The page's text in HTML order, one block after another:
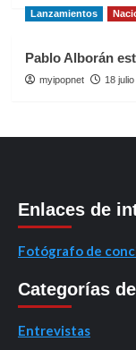
Lanzamientos
Pablo Alborán
myipopnet 18
Enlaces de
Fotógrafo de
Categorías
Entrevistas